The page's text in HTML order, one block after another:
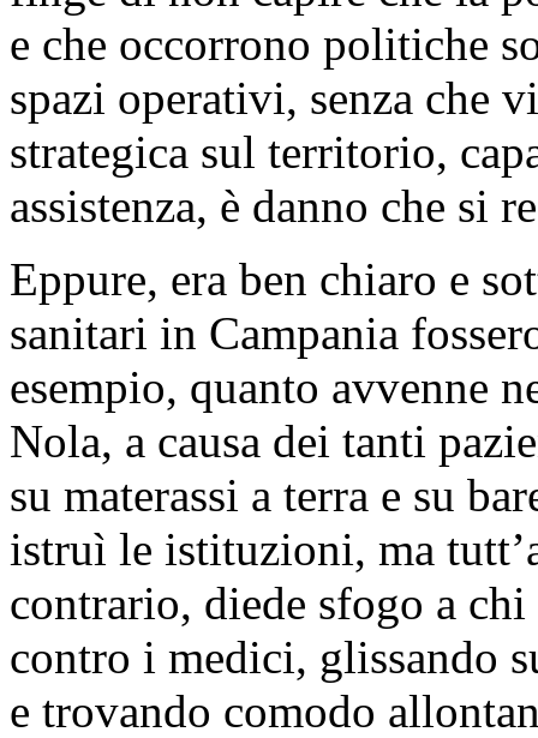
e che occorrono politiche
spazi operativi, senza che
strategica sul territorio,
assistenza, è danno che si
Eppure, era ben chiaro e
sanitari in Campania
esempio, quanto avvenne
Nola, a causa dei tanti
su materassi a terra e su
istruì le istituzioni, ma
contrario, diede sfogo a
contro i medici, glissando
e trovando comodo